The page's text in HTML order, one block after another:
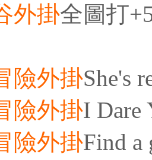
外掛全圖打
險外掛She's
險外掛I Dare
險外掛Find a